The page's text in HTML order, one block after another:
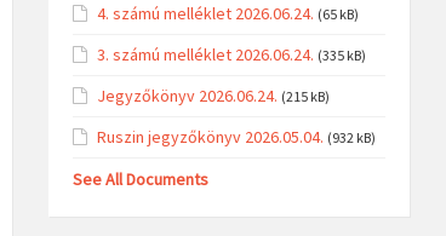
4. számú melléklet 2026.06.24. (65 kB)
3. számú melléklet 2026.06.24. (335 kB)
Jegyzőkönyv 2026.06.24. (215 kB)
Ruszin jegyzőkönyv 2026.05.04. (932 kB)
See All Documents